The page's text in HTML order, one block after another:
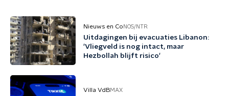
Nieuws en Co NOS/NTR
Uitdagingen bij evacuaties Libanon:
'Vliegveld is nog intact, maar
Hezbollah blijft risico'
Villa VdBMAX